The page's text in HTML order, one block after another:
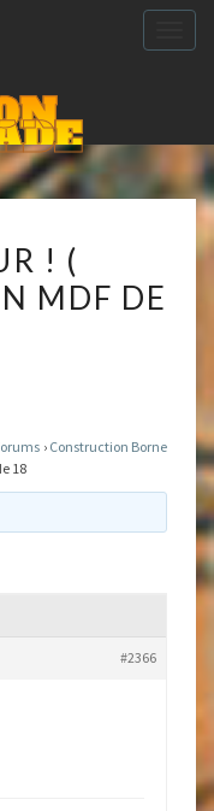
! (
MDF DE
› Construction Borne
18
#2366